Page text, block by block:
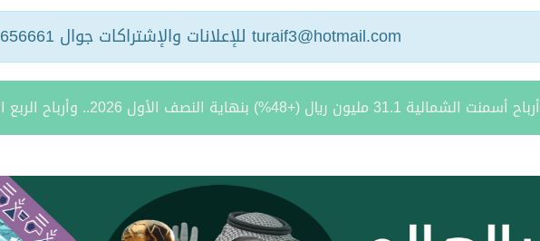
turaif3@hotmail.com للإعلانات والإشتراكات جوال 0551656661
كلية الملك فهد الأمنية تبدأ القبول المبدئي لدورة تأهيل الضباط الجامعيين الـ56